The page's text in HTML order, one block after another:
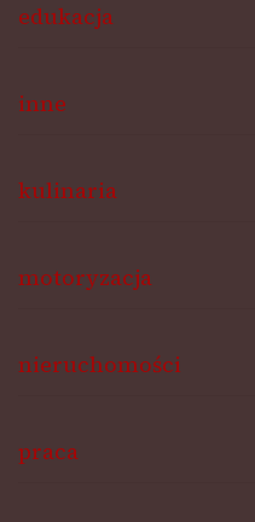
edukacja
inne
kulinaria
motoryzacja
nieruchomości
praca